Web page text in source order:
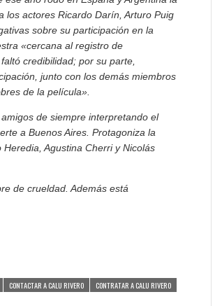
los actores Ricardo Darín, Arturo Puig
sobre su participación en la
«cercana al registro de
credibilidad; por su parte,
junto con los demás miembros
de la película».
de siempre interpretando el
a Buenos Aires. Protagoniza la
Agustina Cherri y Nicolás
de crueldad. Además está
CONTACTAR A CALU RIVERO
CONTRATAR A CALU RIVERO